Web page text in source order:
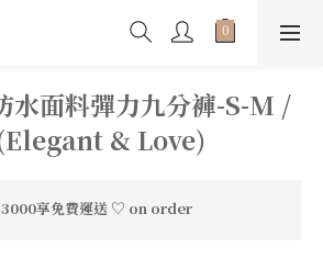
水面料彈力九分褲-S-M /
& Love)
享免費運送 ♡ on order